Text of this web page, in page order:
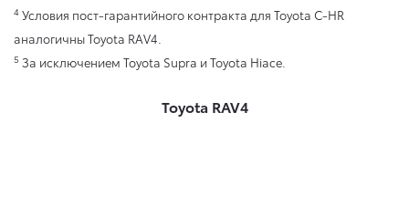
4 Условия пост-гарантийного контракта для Toyota C-HR
аналогичны Toyota RAV4.
5 За исключением Toyota Supra и Toyota Hiace.
Toyota RAV4